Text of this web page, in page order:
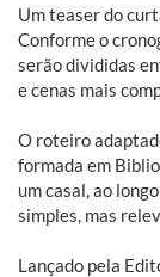
Um teaser do
Conforme o
serão divididas
e cenas mais
O roteiro
formada em
um casal, ao
simples, mas
Lançado pela